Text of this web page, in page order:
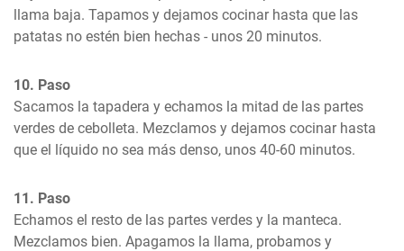
llama baja. Tapamos y dejamos cocinar hasta que las
patatas no estén bien hechas - unos 20 minutos.
10. Paso
Sacamos la tapadera y echamos la mitad de las partes
verdes de cebolleta. Mezclamos y dejamos cocinar hasta
que el líquido no sea más denso, unos 40-60 minutos.
11. Paso
Echamos el resto de las partes verdes y la manteca.
Mezclamos bien. Apagamos la llama, probamos y